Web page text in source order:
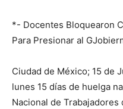
*- Docentes Bloquearon
Para Presionar al
Ciudad de México; 15 de
lunes 15 días de huelga
Nacional de Trabajadores